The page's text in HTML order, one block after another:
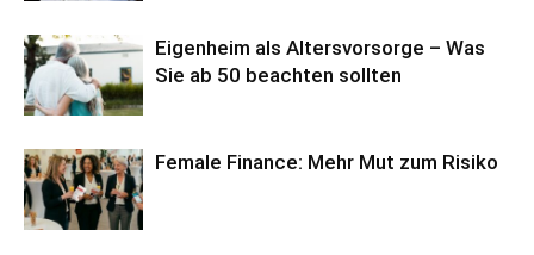
Eigenheim als Altersvorsorge – Was
Sie ab 50 beachten sollten
Female Finance: Mehr Mut zum Risiko